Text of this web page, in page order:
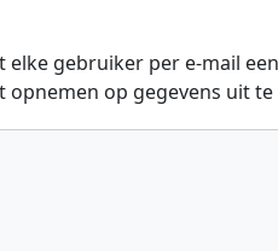
gebruiker per e-mail
op gegevens uit